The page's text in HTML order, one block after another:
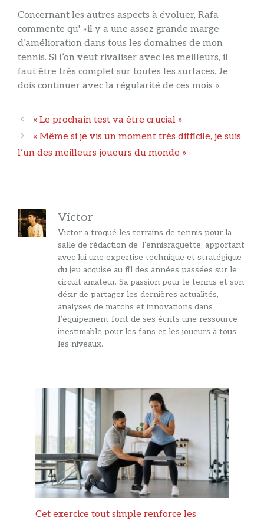
Concernant les autres aspects à évoluer, Rafa
commente qu' »il y a une assez grande marge
d’amélioration dans tous les domaines de mon
tennis. Si l’on veut rivaliser avec les meilleurs, il
faut être très complet sur toutes les surfaces. Je
dois continuer avec la régularité de ces mois ».
Navigation
des
articles
« Le prochain test va être crucial »
« Même si je vis un moment très difficile, je suis
l’un des meilleurs joueurs du monde »
Victor
Victor a troqué les terrains de tennis pour la
salle de rédaction de Tennisraquette, apportant
avec lui une expertise technique et stratégique
du jeu acquise au fil des années passées sur le
circuit amateur. Sa passion pour le tennis et son
désir de partager les dernières actualités,
analyses de matchs et innovations dans
l’équipement font de ses écrits une ressource
inestimable pour les fans et les joueurs à tous
les niveaux.
Cet exercice tout simple renforce les